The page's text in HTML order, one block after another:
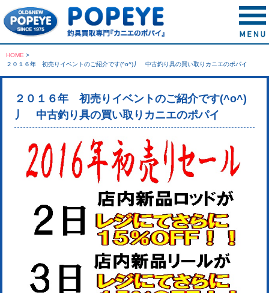
HOME >
２０１６年 初売りイベントのご紹介です(^o^)丿 中古釣り具の買い取りカニエのポパイ
２０１６年 初売りイベントのご紹介です(^o^)
丿 中古釣り具の買い取りカニエのポパイ